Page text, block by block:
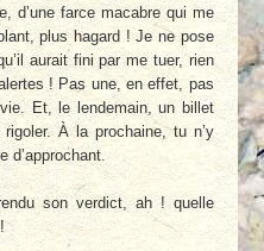
d’une farce macabre qui me
plus hagard ! Je ne pose
aurait fini par me tuer, rien
! Pas une, en effet, pas
Et, le lendemain, un billet
À la prochaine, tu n’y
d’approchant.
son verdict, ah ! quelle